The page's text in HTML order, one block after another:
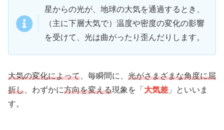
星からの光が、地球の大気を通過するとき、
（主に下層大気で）温度や密度の変化の影響
を受けて、光は曲がったり歪んだりします。
大気の変化によって 、毎瞬間に、 光がさまざまな角度に屈
折し 、わずかに方向を変える現象を「 大気差」といいま
す。